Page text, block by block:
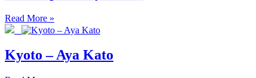
Read More »
Kyoto – Aya Kato